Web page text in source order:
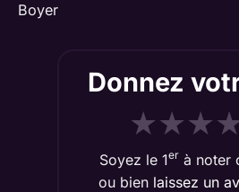
Boyer
Donnez
★★★
Soyez le 1er à noter
ou bien laissez un